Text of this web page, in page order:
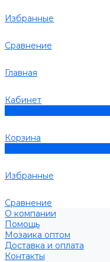
Избранные
Сравнение
Главная
Кабинет
Корзина
Избранные
Сравнение
О компании
Помощь
Мозаика оптом
Доставка и оплата
Контакты